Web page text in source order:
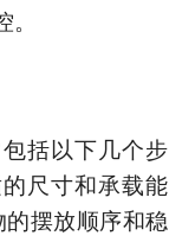
括以下几个步
尺寸和承载能
摆放顺序和稳